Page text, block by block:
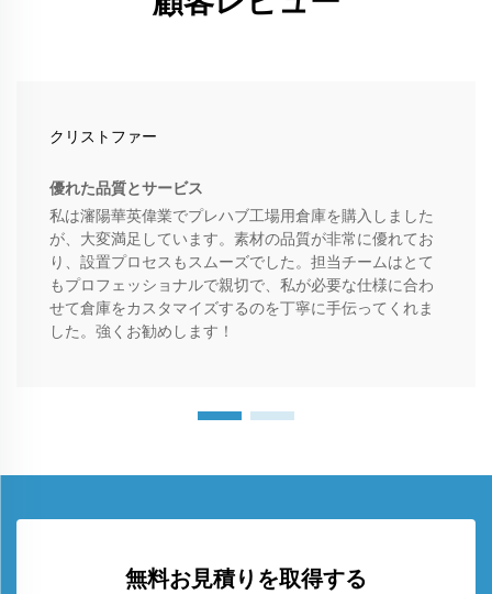
クリストファー
優れた品質とサービス
私は瀋陽華英偉業でプレハブ工場用倉庫を購入しました
が、大変満足しています。素材の品質が非常に優れてお
り、設置プロセスもスムーズでした。担当チームはとて
もプロフェッショナルで親切で、私が必要な仕様に合わ
せて倉庫をカスタマイズするのを丁寧に手伝ってくれま
した。強くお勧めします！
無料お見積りを取得する